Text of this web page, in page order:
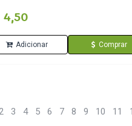
4,50
Adicionar Comprar
3 4 5 6 7 8 9 10 11